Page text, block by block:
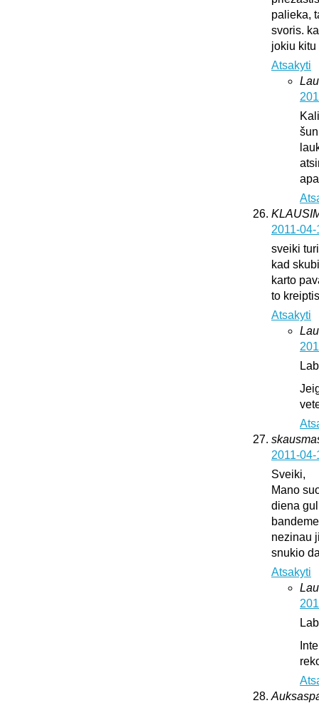
palieka,
svoris.
jokiu kitu
Atsakyti
2011-
sveiki
kad
karto
to
Atsakyti
2011-
Sveiki,
Mano
diena
nezinau
snukio
Atsakyti